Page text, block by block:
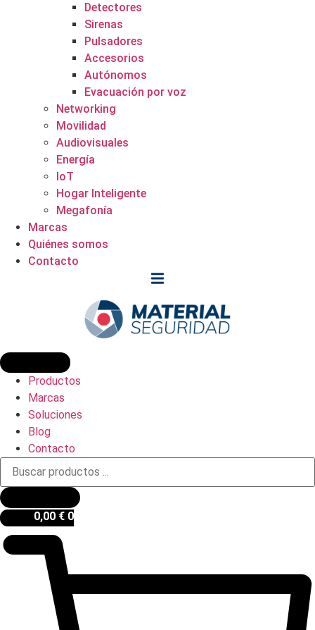
Detectores
Sirenas
Pulsadores
Accesorios
Autónomos
Evacuación por voz
Networking
Movilidad
Audiovisuales
Energía
IoT
Hogar Inteligente
Megafonía
Marcas
Quiénes somos
Contacto
Productos
Marcas
Soluciones
Blog
Contacto
Búsqueda
productos
0,00 € 0